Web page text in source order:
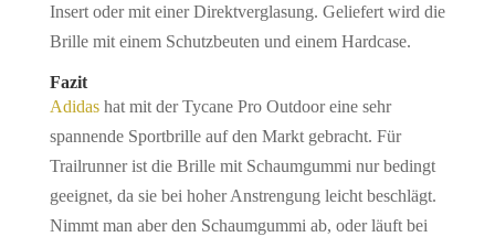
Insert oder mit einer Direktverglasung. Geliefert wird die
Brille mit einem Schutzbeuten und einem Hardcase.
Fazit
Adidashat mit der Tycane Pro Outdoor eine sehr
spannende Sportbrille auf den Markt gebracht. Für
Trailrunner ist die Brille mit Schaumgummi nur bedingt
geeignet, da sie bei hoher Anstrengung leicht beschlägt.
Nimmt man aber den Schaumgummi ab, oder läuft bei